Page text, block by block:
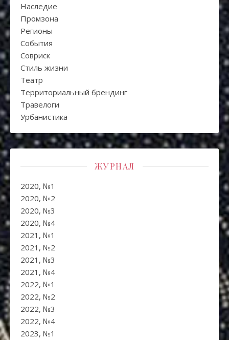
Наследие
Промзона
Регионы
События
Совриск
Стиль жизни
Театр
Территориальный брендинг
Травелоги
Урбанистика
ЖУРНАЛ
2020, №1
2020, №2
2020, №3
2020, №4
2021, №1
2021, №2
2021, №3
2021, №4
2022, №1
2022, №2
2022, №3
2022, №4
2023, №1